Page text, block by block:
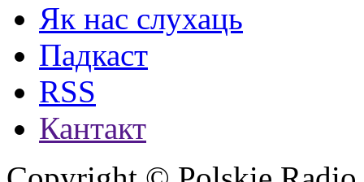
Як нас слухаць
Падкаст
RSS
Кантакт